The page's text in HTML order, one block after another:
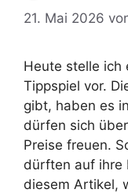
21. Mai 2026
Heute stelle ich
Tippspiel vor.
gibt, haben es
dürfen sich
Preise freuen.
dürften auf ihre
diesem Artikel,